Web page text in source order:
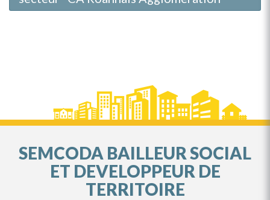
SEMCODA BAILLEUR SOCIAL
ET DEVELOPPEUR DE
TERRITOIRE